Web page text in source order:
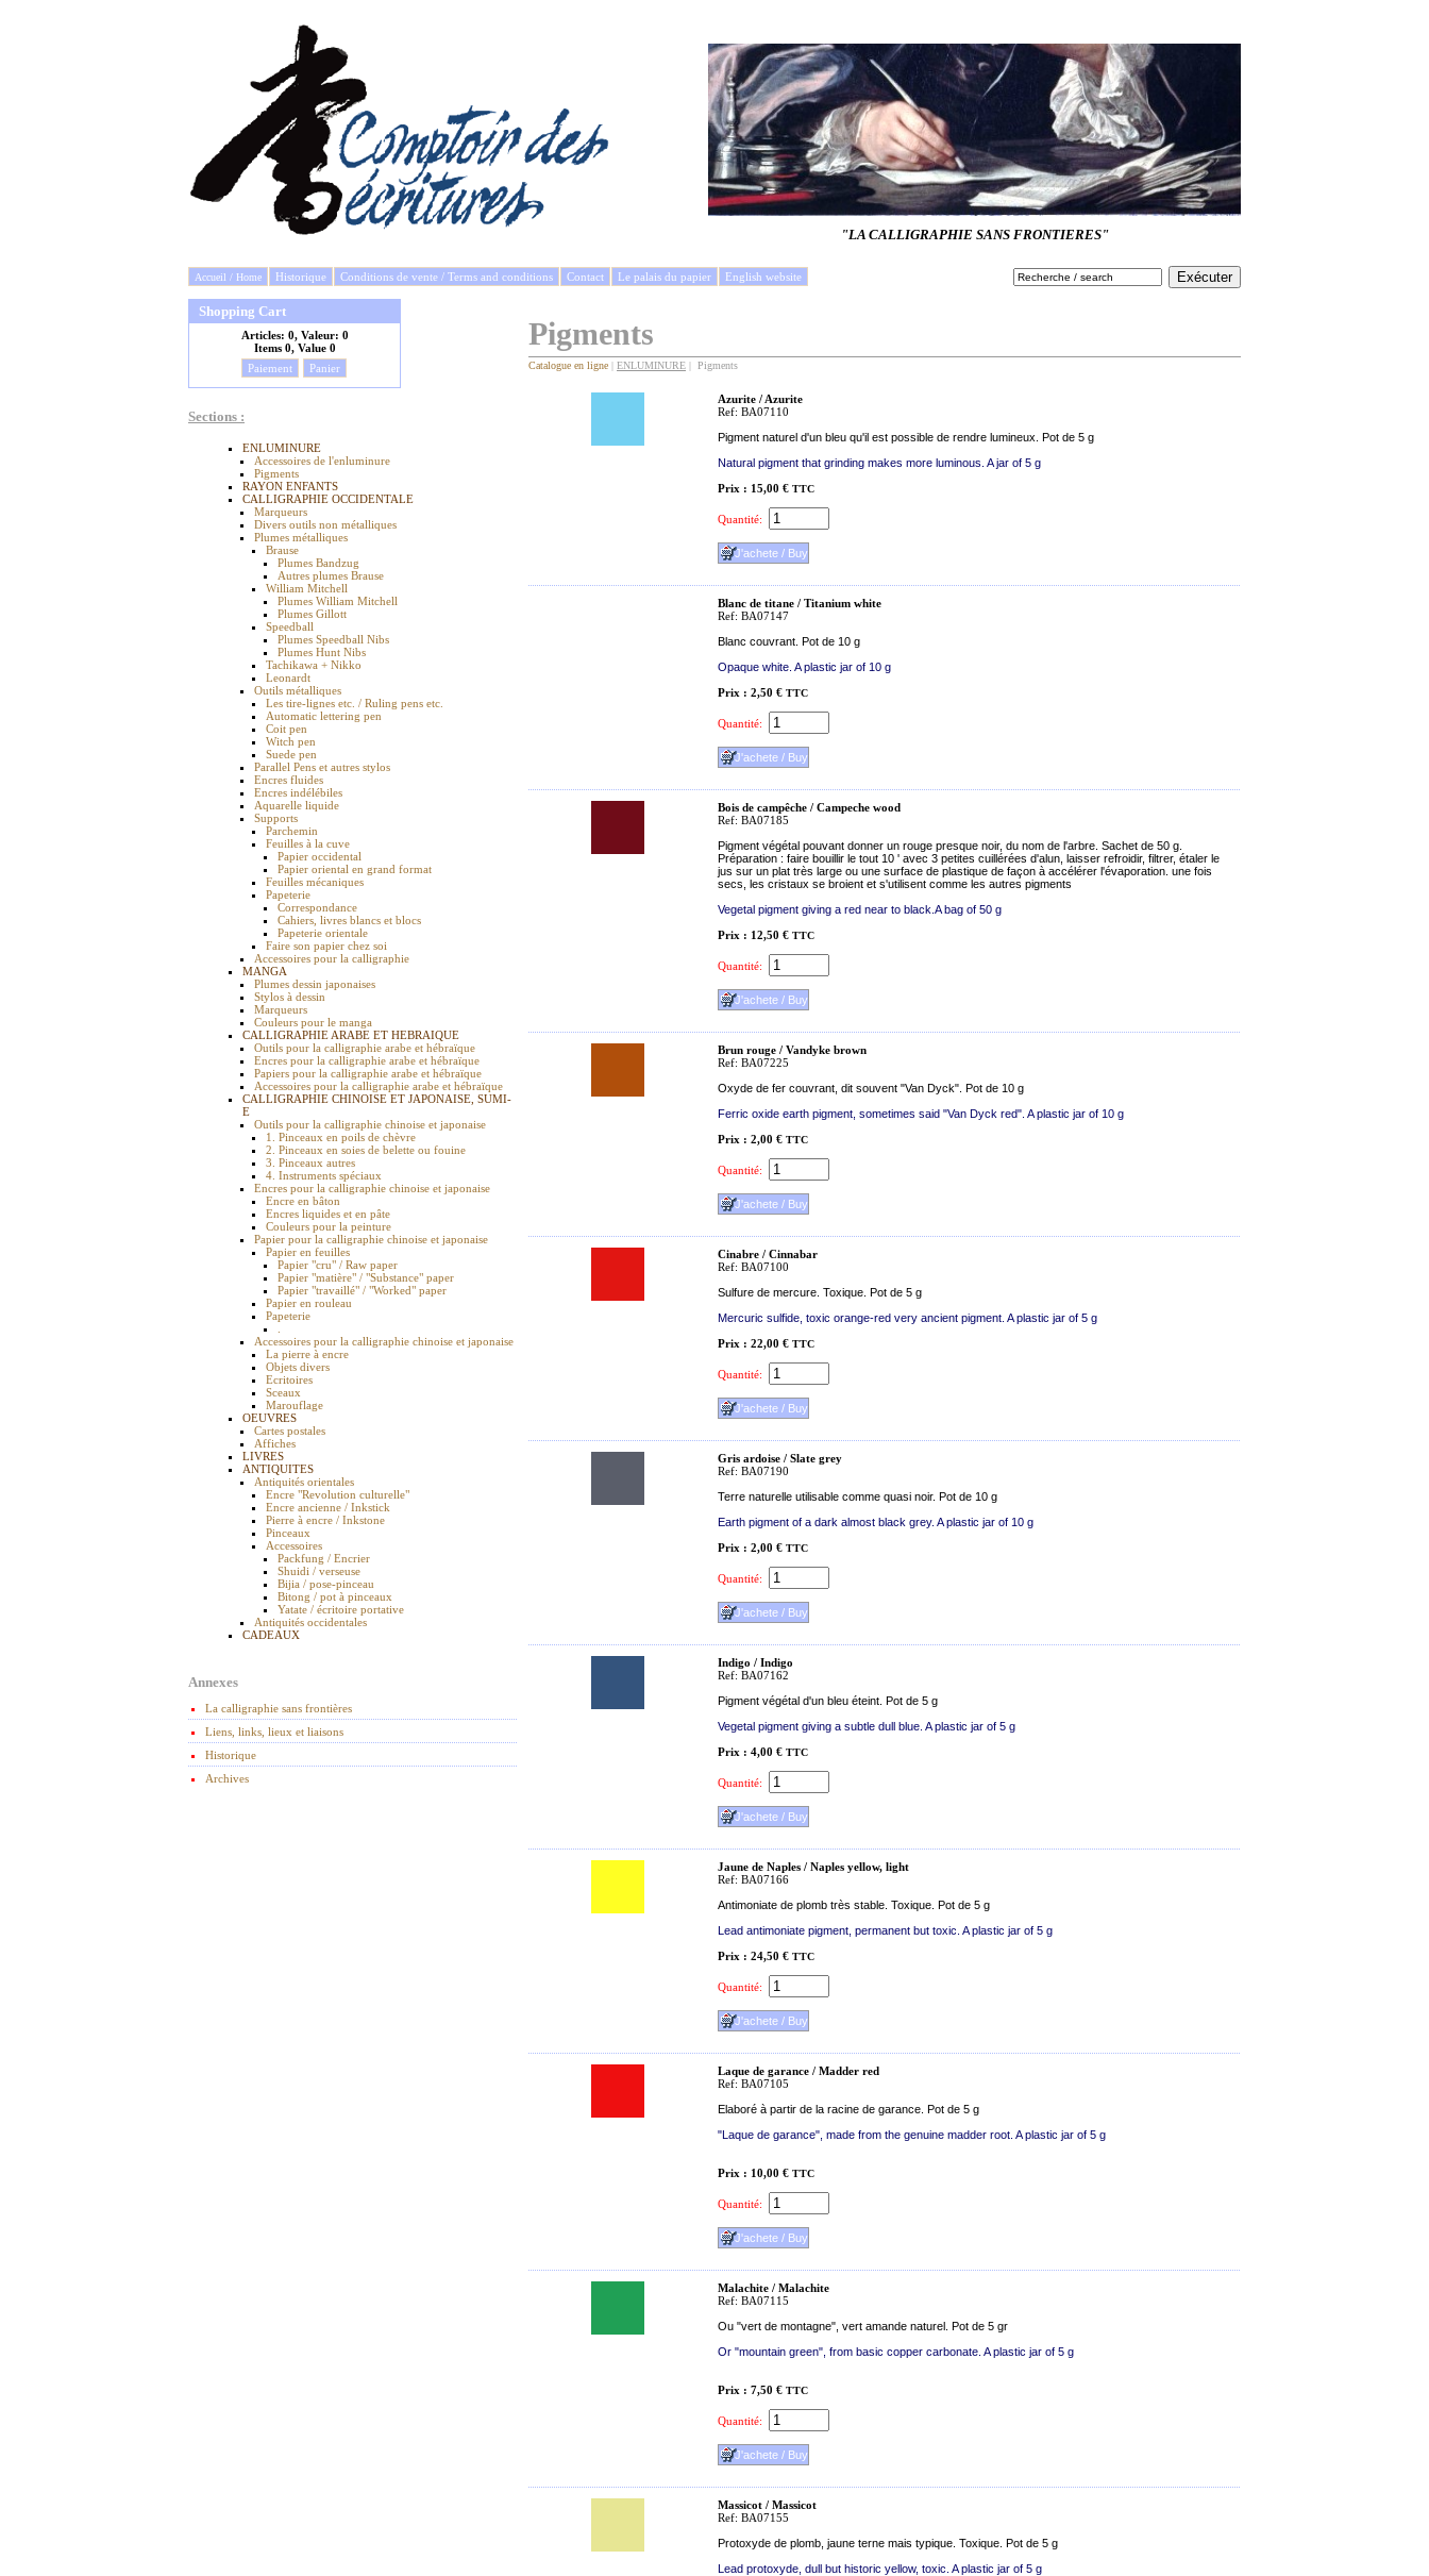
"LA CALLIGRAPHIE SANS FRONTIERES"
Accueil / Home Historique Conditions de vente / Terms and conditions Contact Le palais du papier English website
Shopping Cart
Articles: 0, Valeur: 0
Items 0, Value 0
Paiement
Panier
Sections :
ENLUMINURE
Accessoires de l'enluminure
Pigments
RAYON ENFANTS
CALLIGRAPHIE OCCIDENTALE
Marqueurs
Divers outils non métalliques
Plumes métalliques
Brause
Plumes Bandzug
Autres plumes Brause
William Mitchell
Plumes William Mitchell
Plumes Gillott
Speedball
Plumes Speedball Nibs
Plumes Hunt Nibs
Tachikawa + Nikko
Leonardt
Outils métalliques
Les tire-lignes etc. / Ruling pens etc.
Automatic lettering pen
Coit pen
Witch pen
Suede pen
Parallel Pens et autres stylos
Encres fluides
Encres indélébiles
Aquarelle liquide
Supports
Parchemin
Feuilles à la cuve
Papier occidental
Papier oriental en grand format
Feuilles mécaniques
Papeterie
Correspondance
Cahiers, livres blancs et blocs
Papeterie orientale
Faire son papier chez soi
Accessoires pour la calligraphie
MANGA
Plumes dessin japonaises
Stylos à dessin
Marqueurs
Couleurs pour le manga
CALLIGRAPHIE ARABE ET HEBRAIQUE
Outils pour la calligraphie arabe et hébraïque
Encres pour la calligraphie arabe et hébraïque
Papiers pour la calligraphie arabe et hébraïque
Accessoires pour la calligraphie arabe et hébraïque
CALLIGRAPHIE CHINOISE ET JAPONAISE, SUMI-
E
Outils pour la calligraphie chinoise et japonaise
1. Pinceaux en poils de chèvre
2. Pinceaux en soies de belette ou fouine
3. Pinceaux autres
4. Instruments spéciaux
Encres pour la calligraphie chinoise et japonaise
Encre en bâton
Encres liquides et en pâte
Couleurs pour la peinture
Papier pour la calligraphie chinoise et japonaise
Papier en feuilles
Papier "cru" / Raw paper
Papier "matière" / "Substance" paper
Papier "travaillé" / "Worked" paper
Papier en rouleau
Papeterie
Accessoires pour la calligraphie chinoise et japonaise
La pierre à encre
Objets divers
Ecritoires
Sceaux
Marouflage
OEUVRES
Cartes postales
Affiches
LIVRES
ANTIQUITES
Antiquités orientales
Encre "Revolution culturelle"
Encre ancienne / Inkstick
Pierre à encre / Inkstone
Pinceaux
Accessoires
Packfung / Encrier
Shuidi / verseuse
Bijia / pose-pinceau
Bitong / pot à pinceaux
Yatate / écritoire portative
Antiquités occidentales
CADEAUX
Annexes
La calligraphie sans frontières
Liens, links, lieux et liaisons
Historique
Archives
Pigments
Catalogue en ligne | ENLUMINURE | Pigments
Azurite / Azurite
Ref: BA07110
Pigment naturel d'un bleu qu'il est possible de rendre lumineux. Pot de 5 g
Natural pigment that grinding makes more luminous. A jar of 5 g
Prix : 15,00 € TTC
Quantité:
Blanc de titane / Titanium white
Ref: BA07147
Blanc couvrant. Pot de 10 g
Opaque white. A plastic jar of 10 g
Prix : 2,50 € TTC
Quantité:
Bois de campêche / Campeche wood
Ref: BA07185
Pigment végétal pouvant donner un rouge presque noir, du nom de l'arbre. Sachet de 50 g.
Préparation : faire bouillir le tout 10 ' avec 3 petites cuillérées d'alun, laisser refroidir, filtrer, étaler le
jus sur un plat très large ou une surface de plastique de façon à accélérer l'évaporation. une fois
secs, les cristaux se broient et s'utilisent comme les autres pigments
Vegetal pigment giving a red near to black.A bag of 50 g
Prix : 12,50 € TTC
Quantité:
Brun rouge / Vandyke brown
Ref: BA07225
Oxyde de fer couvrant, dit souvent "Van Dyck". Pot de 10 g
Ferric oxide earth pigment, sometimes said "Van Dyck red". A plastic jar of 10 g
Prix : 2,00 € TTC
Quantité:
Cinabre / Cinnabar
Ref: BA07100
Sulfure de mercure. Toxique. Pot de 5 g
Mercuric sulfide, toxic orange-red very ancient pigment. A plastic jar of 5 g
Prix : 22,00 € TTC
Quantité:
Gris ardoise / Slate grey
Ref: BA07190
Terre naturelle utilisable comme quasi noir. Pot de 10 g
Earth pigment of a dark almost black grey. A plastic jar of 10 g
Prix : 2,00 € TTC
Quantité:
Indigo / Indigo
Ref: BA07162
Pigment végétal d'un bleu éteint. Pot de 5 g
Vegetal pigment giving a subtle dull blue. A plastic jar of 5 g
Prix : 4,00 € TTC
Quantité:
Jaune de Naples / Naples yellow, light
Ref: BA07166
Antimoniate de plomb très stable. Toxique. Pot de 5 g
Lead antimoniate pigment, permanent but toxic. A plastic jar of 5 g
Prix : 24,50 € TTC
Quantité:
Laque de garance / Madder red
Ref: BA07105
Elaboré à partir de la racine de garance. Pot de 5 g
"Laque de garance", made from the genuine madder root. A plastic jar of 5 g
Prix : 10,00 € TTC
Quantité:
Malachite / Malachite
Ref: BA07115
Ou "vert de montagne", vert amande naturel. Pot de 5 gr
Or "mountain green", from basic copper carbonate. A plastic jar of 5 g
Prix : 7,50 € TTC
Quantité:
Massicot / Massicot
Ref: BA07155
Protoxyde de plomb, jaune terne mais typique. Toxique. Pot de 5 g
Lead protoxyde, dull but historic yellow, toxic. A plastic jar of 5 g